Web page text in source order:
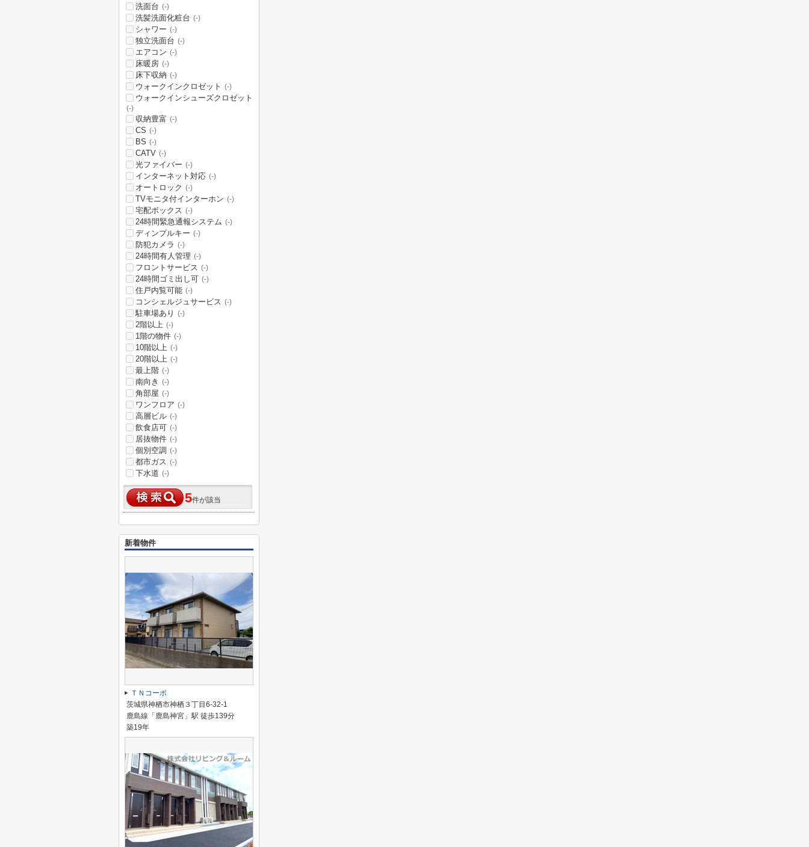
洗面台 (-)
洗髪洗面化粧台 (-)
シャワー (-)
独立洗面台 (-)
エアコン (-)
床暖房 (-)
床下収納 (-)
ウォークインクロゼット (-)
ウォークインシューズクロゼット
(-)
収納豊富 (-)
CS (-)
BS (-)
CATV (-)
光ファイバー (-)
インターネット対応 (-)
オートロック (-)
TVモニタ付インターホン (-)
宅配ボックス (-)
24時間緊急通報システム (-)
ディンプルキー (-)
防犯カメラ (-)
24時間有人管理 (-)
フロントサービス (-)
24時間ゴミ出し可 (-)
住戸内覧可能 (-)
コンシェルジュサービス (-)
駐車場あり (-)
2階以上 (-)
1階の物件 (-)
10階以上 (-)
20階以上 (-)
最上階 (-)
南向き (-)
角部屋 (-)
ワンフロア (-)
高層ビル (-)
飲食店可 (-)
居抜物件 (-)
個別空調 (-)
都市ガス (-)
下水道 (-)
5件が該当
新着物件
ＴＮコーポ
茨城県神栖市神栖３丁目6-32-1
鹿島線「鹿島神宮」駅 徒歩139分
築19年